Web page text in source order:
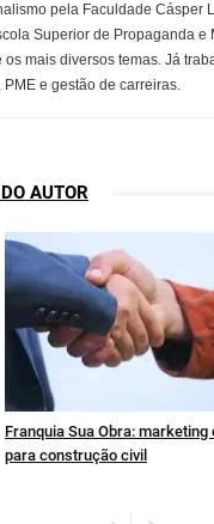
pela Faculdade Cásper
Superior de Propaganda
mais diversos temas. Já
PME e gestão de carreiras.
AUTOR
Franquia Sua Obra: marketing
para construção civil